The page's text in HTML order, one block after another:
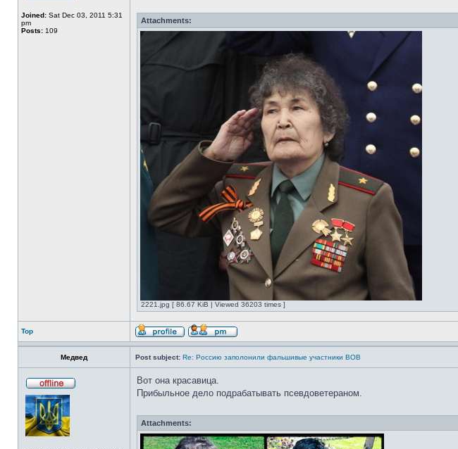
Joined: Sat Dec 03, 2011 5:31
pm
Posts: 109
Attachments:
2221.jpg [ 86.67 KiB | Viewed 36203 times ]
Top
Медвед Post subject: Re: Россию заполонили фальшивые участники ВОВ
Вот она красавица.
Прибыльное дело подрабатывать псевдоветераном.
Attachments: